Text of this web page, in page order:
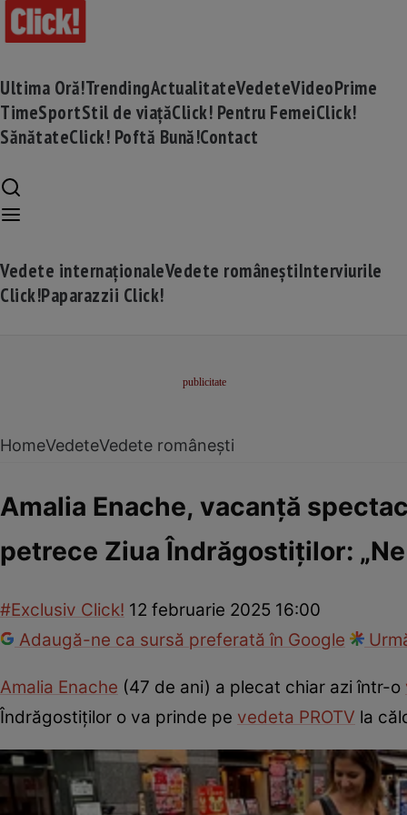
Ultima Oră!TrendingActualitateVedeteVideoPrime
TimeSportStil de viațăClick! Pentru FemeiClick!
SănătateClick! Poftă Bună!Contact
Vedete internaționaleVedete româneștiInterviurile
Click!Paparazzii Click!
HomeVedeteVedete românești
Amalia Enache, vacanță
petrece Ziua Îndrăgostiților:
#Exclusiv Click! 12 februarie 2025 16:00
Adaugă-ne ca sursă preferată în Google
Amalia Enache (47 de ani) a plecat chiar azi într-o
Îndrăgostiților o va prinde pe vedeta PROTV la